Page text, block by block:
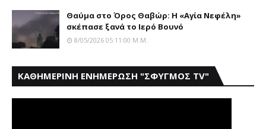
Θαύμα στο Όρος Θαβώρ: H «Aγία Nεφέλη»
σκέπασε ξανά το Iερό Bουνό
8/05/2026 05:11:00 Μ.μ.
ΚΑΘΗΜΕΡΙΝΗ ΕΝΗΜΕΡΩΣΗ "ΣΦΥΓΜΟΣ TV"